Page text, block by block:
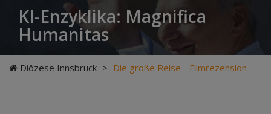
KI-Enzyklika: Magnifica
Humanitas
Diözese Innsbruck > Die große Reise - Filmrezension